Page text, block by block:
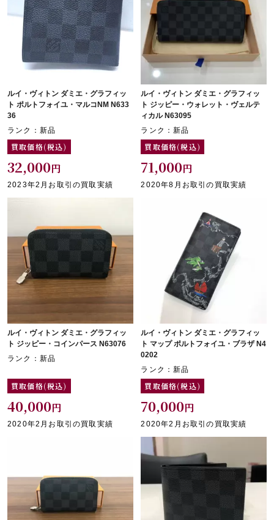
ルイ・ヴィトン ダミエ・グラフィッ
ト ポルトフォイユ・マルコNM N633
36
ランク：新品
買取価格(税込)
32,000円
2023年2月お取引の買取実績
ルイ・ヴィトン ダミエ・グラフィッ
ト ジッピー・ウォレット・ヴェルテ
ィカル N63095
ランク：新品
買取価格(税込)
71,000円
2020年8月お取引の買取実績
ルイ・ヴィトン ダミエ・グラフィッ
ト ジッピー・コインパース N63076
ランク：新品
買取価格(税込)
40,000円
2020年2月お取引の買取実績
ルイ・ヴィトン ダミエ・グラフィッ
ト マップ ポルトフォイユ・ブラザ N4
0202
ランク：新品
買取価格(税込)
70,000円
2020年2月お取引の買取実績